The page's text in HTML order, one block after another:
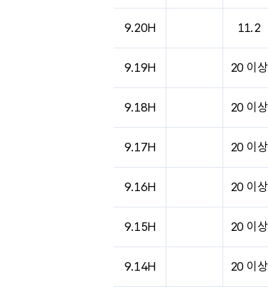
9.20H 11.2
9.19H 20 이상
9.18H 20 이상
9.17H 20 이상
9.16H 20 이상
9.15H 20 이상
9.14H 20 이상